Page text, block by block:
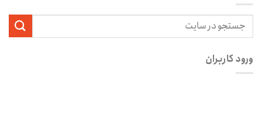
ورود کاربران